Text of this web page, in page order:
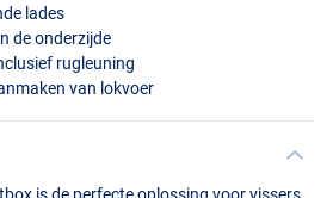
lades
de onderzijde
rugleuning
van lokvoer